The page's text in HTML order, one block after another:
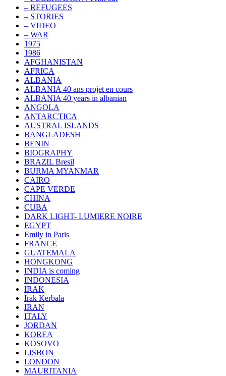
– REFUGEES
– STORIES
– VIDEO
– WAR
1975
1986
AFGHANISTAN
AFRICA
ALBANIA
ALBANIA 40 ans projet en cours
ALBANIA 40 years in albanian
ANGOLA
ANTARCTICA
AUSTRAL ISLANDS
BANGLADESH
BENIN
BIOGRAPHY
BRAZIL Bresil
BURMA MYANMAR
CAIRO
CAPE VERDE
CHINA
CUBA
DARK LIGHT- LUMIERE NOIRE
EGYPT
Emily in Paris
FRANCE
GUATEMALA
HONGKONG
INDIA is coming
INDONESIA
IRAK
Irak Kerbala
IRAN
ITALY
JORDAN
KOREA
KOSOVO
LISBON
LONDON
MAURITANIA